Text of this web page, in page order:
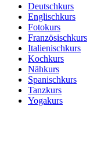
Deutschkurs
Englischkurs
Fotokurs
Französischkurs
Italienischkurs
Kochkurs
Nähkurs
Spanischkurs
Tanzkurs
Yogakurs